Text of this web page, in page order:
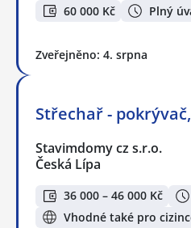
60 000 Kč Plný
Zveřejněno: 4. srpna
Střechař -
Stavimdomy cz s.r.o.
Česká Lípa
36 000 – 46 000 Kč
Vhodné také pro